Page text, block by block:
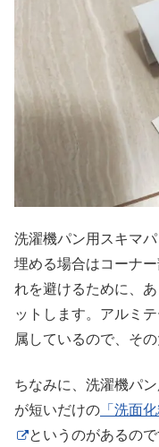
洗濯機パン用スキマ
埋める場合はコーナ
れを避けるために、
ットします。アルミ
属しているので、そ
ちなみに、洗濯機パ
が短いだけの 「洗面
というのがあるの